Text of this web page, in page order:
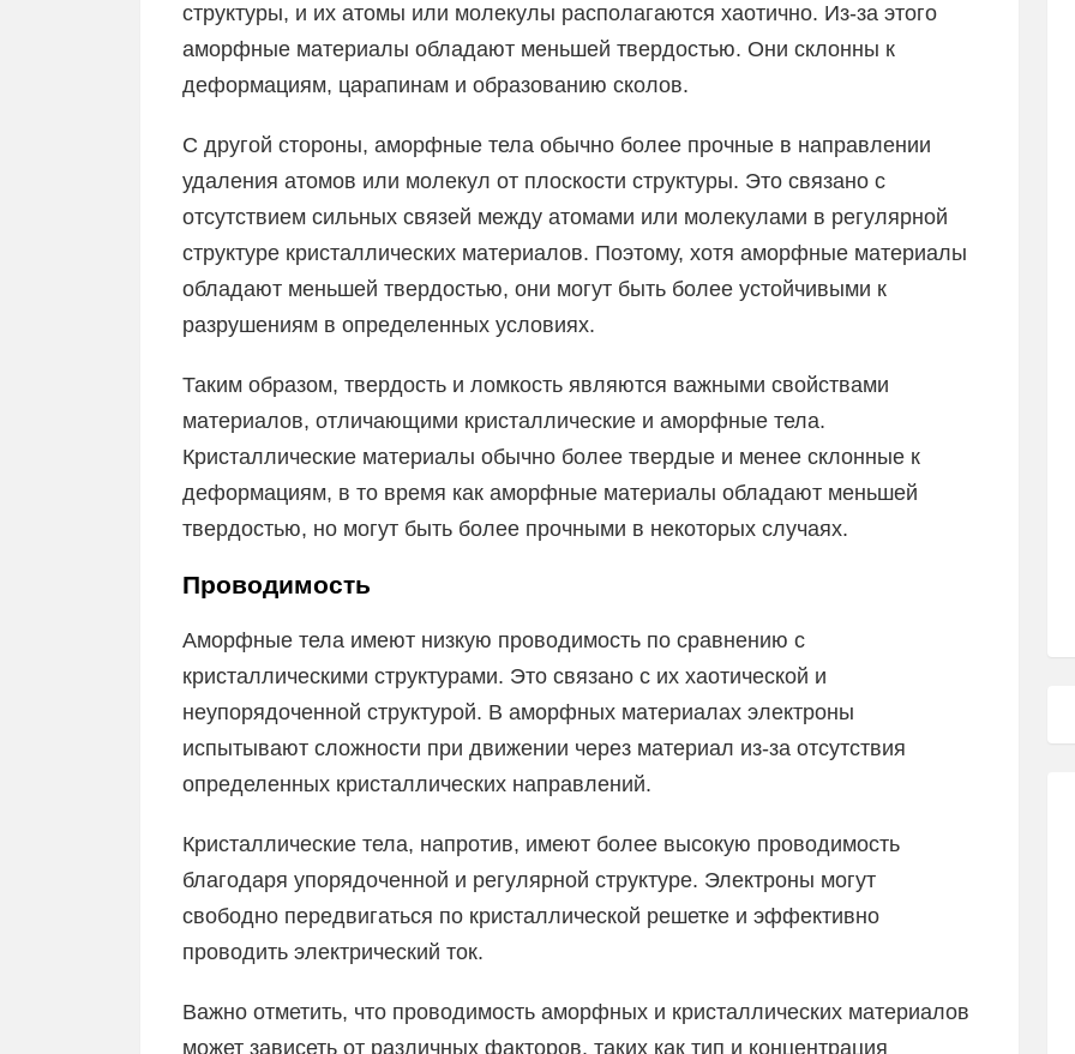
структуры, и их атомы или молекулы располагаются хаотично. Из-за этого
аморфные материалы обладают меньшей твердостью. Они склонны к
деформациям, царапинам и образованию сколов.
С другой стороны, аморфные тела обычно более прочные в направлении
удаления атомов или молекул от плоскости структуры. Это связано с
отсутствием сильных связей между атомами или молекулами в регулярной
структуре кристаллических материалов. Поэтому, хотя аморфные материалы
обладают меньшей твердостью, они могут быть более устойчивыми к
разрушениям в определенных условиях.
Таким образом, твердость и ломкость являются важными свойствами
материалов, отличающими кристаллические и аморфные тела.
Кристаллические материалы обычно более твердые и менее склонные к
деформациям, в то время как аморфные материалы обладают меньшей
твердостью, но могут быть более прочными в некоторых случаях.
Проводимость
Аморфные тела имеют низкую проводимость по сравнению с
кристаллическими структурами. Это связано с их хаотической и
неупорядоченной структурой. В аморфных материалах электроны
испытывают сложности при движении через материал из-за отсутствия
определенных кристаллических направлений.
Кристаллические тела, напротив, имеют более высокую проводимость
благодаря упорядоченной и регулярной структуре. Электроны могут
свободно передвигаться по кристаллической решетке и эффективно
проводить электрический ток.
Важно отметить, что проводимость аморфных и кристаллических материалов
может зависеть от различных факторов, таких как тип и концентрация